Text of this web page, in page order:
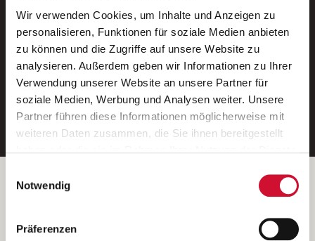
Wir verwenden Cookies, um Inhalte und Anzeigen zu
personalisieren, Funktionen für soziale Medien anbieten
zu können und die Zugriffe auf unsere Website zu
analysieren. Außerdem geben wir Informationen zu Ihrer
Verwendung unserer Website an unsere Partner für
soziale Medien, Werbung und Analysen weiter. Unsere
Partner führen diese Informationen möglicherweise mit
weiteren Daten zusammen, die Sie ihnen bereitgestellt
Wenn Sie auf „Cookies zulassen“ klicken, so stimmen
Sie der Speicherung sämtlicher Cookies zu. Sie können
Ihre Einwilligung selbstverständlich jederzeit widerrufen,
indem Sie die Cookie-Einstellungen aufrufen und diese
Notwendig
Präferenzen
Neue Stellen per E-Mail.
Ein kostenloser Service von AWO
Jobs.
E-Mail-Adresse eintragen
Betreiber der Webseite
Kantstraße 45a